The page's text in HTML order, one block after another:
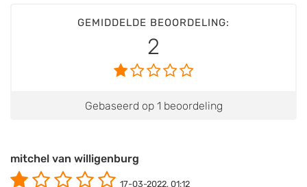
GEMIDDELDE BEOORDELING:
2
Gebaseerd op 1 beoordeling
mitchel van willigenburg
17-03-2022, 01:12